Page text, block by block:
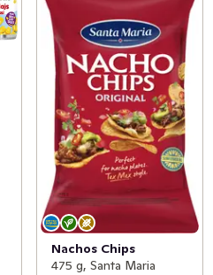
Nachos Chips
475 g, Santa Maria